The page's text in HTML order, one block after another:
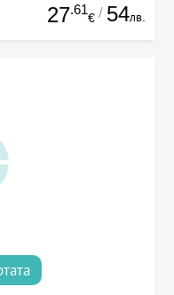
27.61
€ / 54лв.